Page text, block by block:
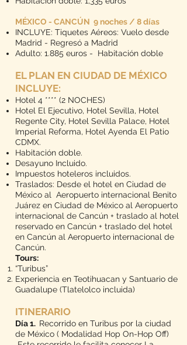
MÉXICO - CANCÚN 9 noches / 8 días
INCLUYE: Tiquetes Aéreos: Vuelo desde
Madrid - Regresó a Madrid
Adulto: 1.885 euros - Habitación doble
EL PLAN EN CIUDAD DE MÉXICO
INCLUYE:
Hotel 4 **** (2 NOCHES)
Hotel El Ejecutivo, Hotel Sevilla, Hotel
Regente City, Hotel Sevilla Palace, Hotel
Imperial Reforma, Hotel Ayenda El Patio
CDMX.
Habitación doble.
Desayuno Incluido.
Impuestos hoteleros incluidos.
Traslados: Desde el hotel en Ciudad de
México al Aeropuerto internacional Benito
Juárez en Ciudad de México al Aeropuerto
internacional de Cancún + traslado al hotel
reservado en Cancún + traslado del hotel
en Cancún al Aeropuerto internacional de
Cancún.
Tours:
“Turibus”
Experiencia en Teotihuacan y Santuario de
Guadalupe (Tlatelolco incluida)
ITINERARIO
Día 1. Recorrido en Turibus por la ciudad
de México ( Modalidad Hop On-Hop Off)